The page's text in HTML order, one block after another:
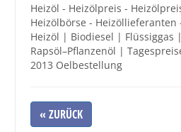
Heizöl - Heizölpreis -
Heizölbörse - Heizöllieferanten
Heizöl | Biodiesel | Flüssiggas
Rapsöl–Pflanzenöl |
2013 Oelbestellung
« ZURÜCK